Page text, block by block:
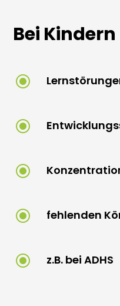
Bei Kindern
\
\
\
\ fehlenden
\ z.B. bei ADHS